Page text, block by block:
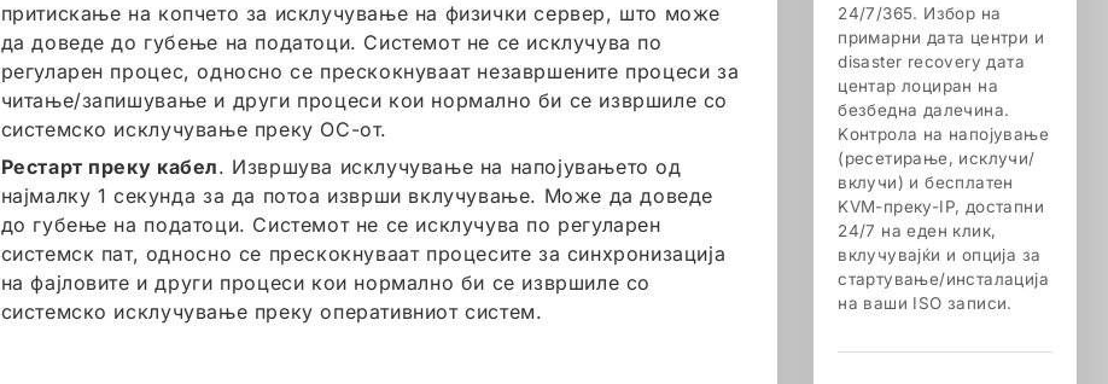
притискање на копчето за исклучување на физички сервер, што може
да доведе до губење на податоци. Системот не се исклучува по
регуларен процес, односно се прескокнуваат незавршените процеси за
читање/запишување и други процеси кои нормално би се извршиле со
системско исклучување преку ОС-от.
Рестарт преку кабел. Извршува исклучување на напојувањето од
најмалку 1 секунда за да потоа изврши вклучување. Може да доведе
до губење на податоци. Системот не се исклучува по регуларен
системск пат, односно се прескокнуваат процесите за синхронизација
на фајловите и други процеси кои нормално би се извршиле со
системско исклучување преку оперативниот систем.
24/7/365. Избор на
примарни дата центри и
disaster recovery дата
центар лоциран на
безбедна далечина.
Kонтрола на напојување
(ресетирање, исклучи/
вклучи) и бесплатен
KVM-преку-IP, достапни
24/7 на еден клик,
вклучувајќи и опција за
стартување/инсталација
на ваши ISO записи.